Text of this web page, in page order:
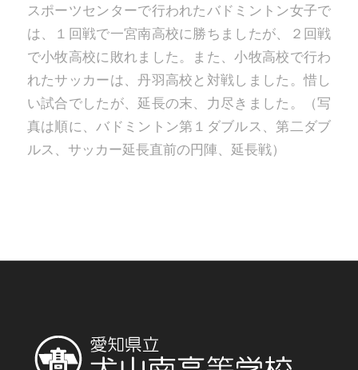
スポーツセンターで行われたバドミントン女子で
は、１回戦で一宮南高校に勝ちましたが、２回戦
で小牧高校に敗れました。また、小牧高校で行わ
れたサッカーは、丹羽高校と対戦しました。惜し
い試合でしたが、延長の末、力尽きました。（写
真は順に、バドミントン第１ダブルス、第二ダブ
ルス、サッカー延長直前の円陣、延長戦）